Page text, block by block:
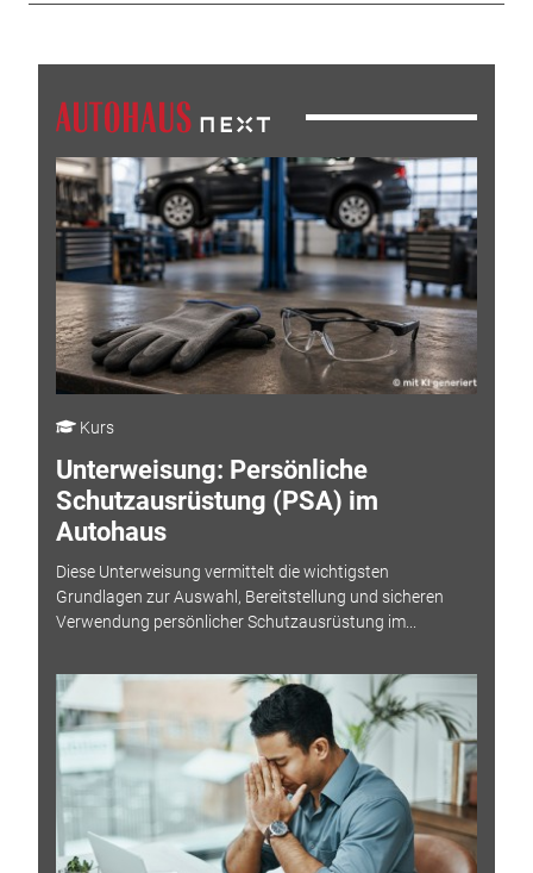
Kurs
Unterweisung: Persönliche
Schutzausrüstung (PSA) im
Autohaus
Diese Unterweisung vermittelt die wichtigsten
Grundlagen zur Auswahl, Bereitstellung und sicheren
Verwendung persönlicher Schutzausrüstung im...